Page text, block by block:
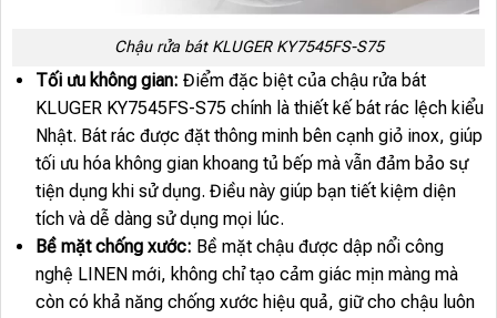
Chậu rửa bát KLUGER KY7545FS-S75
Tối ưu không gian: Điểm đặc biệt của chậu rửa bát
KLUGER KY7545FS-S75 chính là thiết kế bát rác lệch kiểu
Nhật. Bát rác được đặt thông minh bên cạnh giỏ inox, giúp
tối ưu hóa không gian khoang tủ bếp mà vẫn đảm bảo sự
tiện dụng khi sử dụng. Điều này giúp bạn tiết kiệm diện
tích và dễ dàng sử dụng mọi lúc.
Bề mặt chống xước: Bề mặt chậu được dập nổi công
nghệ LINEN mới, không chỉ tạo cảm giác mịn màng mà
còn có khả năng chống xước hiệu quả, giữ cho chậu luôn